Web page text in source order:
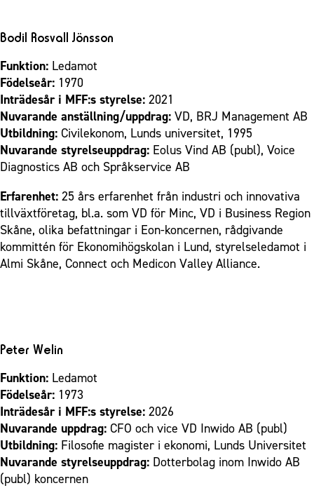
Bodil Rosvall Jönsson
Funktion: Ledamot
Födelseår: 1970
Inträdesår i MFF:s styrelse: 2021
Nuvarande anställning/uppdrag: VD, BRJ Management AB
Utbildning: Civilekonom, Lunds universitet, 1995
Nuvarande styrelseuppdrag: Eolus Vind AB (publ), Voice
Diagnostics AB och Språkservice AB
Erfarenhet: 25 års erfarenhet från industri och innovativa
tillväxtföretag, bl.a. som VD för Minc, VD i Business Region
Skåne, olika befattningar i Eon-koncernen, rådgivande
kommittén för Ekonomihögskolan i Lund, styrelseledamot i
Almi Skåne, Connect och Medicon Valley Alliance.
Peter Welin
Funktion: Ledamot
Födelseår: 1973
Inträdesår i MFF:s styrelse: 2026
Nuvarande uppdrag: CFO och vice VD Inwido AB (publ)
Utbildning: Filosofie magister i ekonomi, Lunds Universitet
Nuvarande styrelseuppdrag: Dotterbolag inom Inwido AB
(publ) koncernen